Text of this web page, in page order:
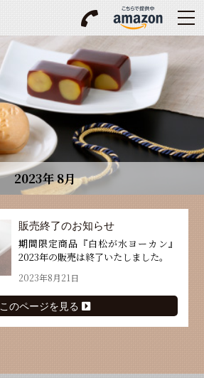
2023年 8月
販売終了のお知らせ
期間限定商品『白松が水ヨーカン』
2023年の販売は終了いたしました。
2023年8月21日
このページを見る